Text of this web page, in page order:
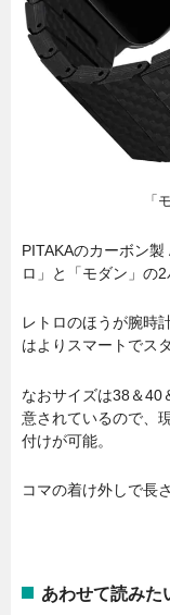
「
PITAKAのカーボン
ロ」と「モダン」の2
レトロのほうが腕時
はよりスマートでス
なおサイズは38＆40
意されているので、
付けが可能。
コマの着け外しで長
あわせて読みた